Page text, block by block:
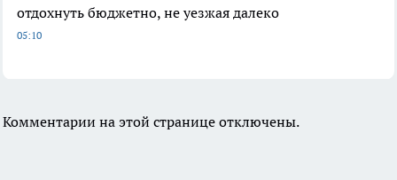
отдохнуть бюджетно, не уезжая далеко
05:10
Комментарии на этой странице отключены.